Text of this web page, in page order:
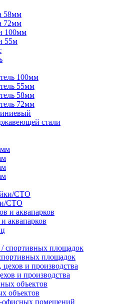
58мм
72мм
100мм
55м
100мм
55мм
58мм
72мм
стали
СТО
аквапарков
площадок
и производства
объектов